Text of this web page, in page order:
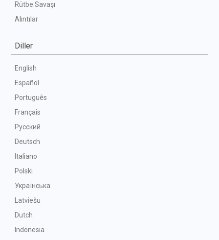
Rütbe Savaşı
Alıntılar
Diller
English
Español
Português
Français
Русский
Deutsch
Italiano
Polski
Українська
Latviešu
Dutch
Indonesia